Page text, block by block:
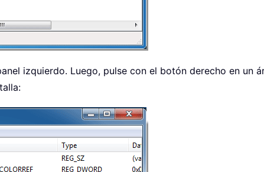
izquierdo. Luego, pulse con el botón derecho en un